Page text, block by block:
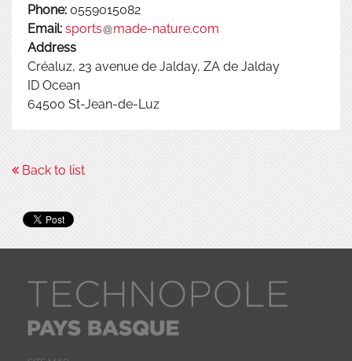
Phone: 0559015082
Email: sports
made-nature.com
Address
Créaluz, 23 avenue de Jalday, ZA de Jalday
ID Ocean
64500 St-Jean-de-Luz
Back to list